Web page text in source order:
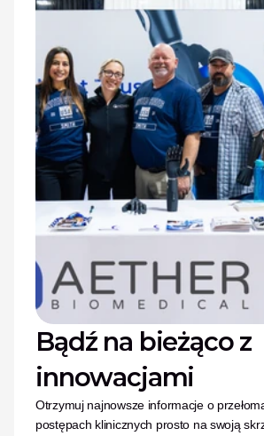
Bądź na bieżąco z
innowacjami
Otrzymuj najnowsze informacje o
postępach klinicznych prosto na swoją